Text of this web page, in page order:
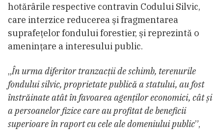
hotărârile respective contravin Codului Silvic,
care interzice reducerea și fragmentarea
suprafețelor fondului forestier, și reprezintă o
amenințare a interesului public.
„În urma diferitor tranzacții de schimb, terenurile
fondului silvic, proprietate publică a statului, au fost
înstrăinate atât în favoarea agenților economici, cât și
a persoanelor fizice care au profitat de beneficii
superioare în raport cu cele ale domeniului public”,